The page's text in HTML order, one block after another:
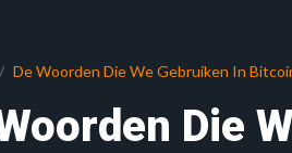
De Woorden Die We Gebruiken In
Die